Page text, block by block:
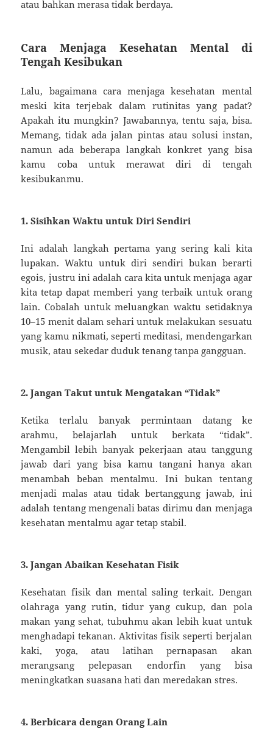
atau bahkan merasa tidak berdaya.
Cara Menjaga Kesehatan Mental di
Tengah Kesibukan
Lalu, bagaimana cara menjaga kesehatan mental
meski kita terjebak dalam rutinitas yang padat?
Apakah itu mungkin? Jawabannya, tentu saja, bisa.
Memang, tidak ada jalan pintas atau solusi instan,
namun ada beberapa langkah konkret yang bisa
kamu coba untuk merawat diri di tengah
kesibukanmu.
1. Sisihkan Waktu untuk Diri Sendiri
Ini adalah langkah pertama yang sering kali kita
lupakan. Waktu untuk diri sendiri bukan berarti
egois, justru ini adalah cara kita untuk menjaga agar
kita tetap dapat memberi yang terbaik untuk orang
lain. Cobalah untuk meluangkan waktu setidaknya
10–15 menit dalam sehari untuk melakukan sesuatu
yang kamu nikmati, seperti meditasi, mendengarkan
musik, atau sekedar duduk tenang tanpa gangguan.
2. Jangan Takut untuk Mengatakan “Tidak”
Ketika terlalu banyak permintaan datang ke
arahmu, belajarlah untuk berkata “tidak”.
Mengambil lebih banyak pekerjaan atau tanggung
jawab dari yang bisa kamu tangani hanya akan
menambah beban mentalmu. Ini bukan tentang
menjadi malas atau tidak bertanggung jawab, ini
adalah tentang mengenali batas dirimu dan menjaga
kesehatan mentalmu agar tetap stabil.
3. Jangan Abaikan Kesehatan Fisik
Kesehatan fisik dan mental saling terkait. Dengan
olahraga yang rutin, tidur yang cukup, dan pola
makan yang sehat, tubuhmu akan lebih kuat untuk
menghadapi tekanan. Aktivitas fisik seperti berjalan
kaki, yoga, atau latihan pernapasan akan
merangsang pelepasan endorfin yang bisa
meningkatkan suasana hati dan meredakan stres.
4. Berbicara dengan Orang Lain